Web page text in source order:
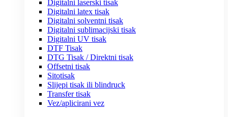
Digitalni laserski tisak
Digitalni latex tisak
Digitalni solventni tisak
Digitalni sublimacijski tisak
Digitalni UV tisak
DTF Tisak
DTG Tisak / Direktni tisak
Offsetni tisak
Sitotisak
Slijepi tisak ili blindruck
Transfer tisak
Vez/aplicirani vez